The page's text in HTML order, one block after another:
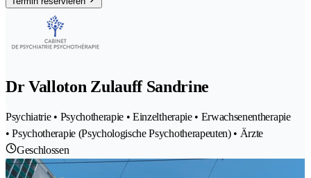
Dr Valloton Zulauff Sandrine
Psychiatrie • Psychotherapie • Einzeltherapie • Erwachsenentherapie
• Psychotherapie (Psychologische Psychotherapeuten) • Ärzte
Geschlossen